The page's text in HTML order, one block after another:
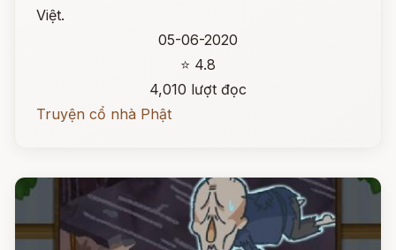
Việt.
05-06-2020
⭐ 4.8
4,010 lượt đọc
Truyện cổ nhà Phật